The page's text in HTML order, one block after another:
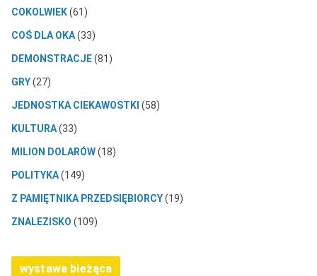
COKOLWIEK(61)
COŚ DLA OKA(33)
DEMONSTRACJE(81)
GRY(27)
JEDNOSTKA CIEKAWOSTKI (58)
KULTURA(33)
MILION DOLARÓW(18)
POLITYKA(149)
Z PAMIĘTNIKA PRZEDSIĘBIORCY(19)
ZNALEZISKO (109)
wystawa bieżąca